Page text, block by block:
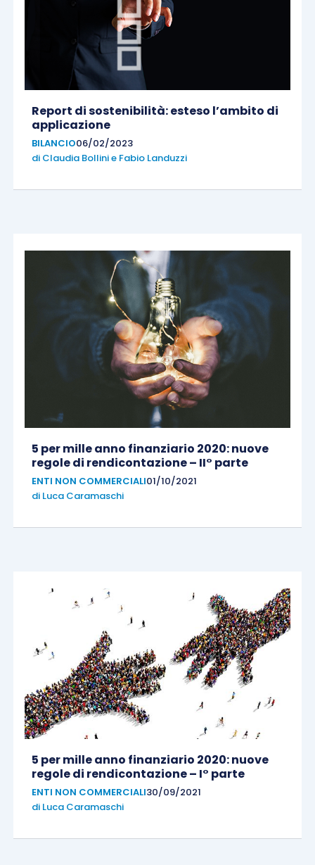
Report di sostenibilità: esteso l’ambito di
applicazione
BILANCIO06/02/2023
di Claudia Bollinie Fabio Landuzzi
5 per mille anno finanziario 2020: nuove
regole di rendicontazione – II° parte
ENTI NON COMMERCIALI01/10/2021
di Luca Caramaschi
5 per mille anno finanziario 2020: nuove
regole di rendicontazione – I° parte
ENTI NON COMMERCIALI30/09/2021
di Luca Caramaschi